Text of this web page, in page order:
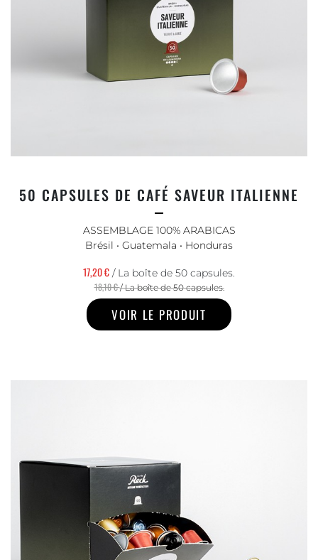
50 CAPSULES DE CAFÉ SAVEUR ITALIENNE
ASSEMBLAGE 100% ARABICAS
Brésil • Guatemala • Honduras
17,20 € / La boîte de 50 capsules.
18,10 €/ La boîte de 50 capsules.
VOIR LE PRODUIT